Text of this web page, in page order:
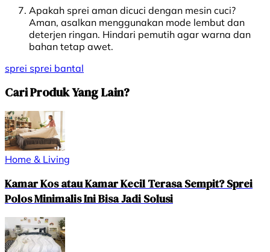
Apakah sprei aman dicuci dengan mesin cuci?
Aman, asalkan menggunakan mode lembut dan
deterjen ringan. Hindari pemutih agar warna dan
bahan tetap awet.
sprei sprei bantal
Cari Produk Yang Lain?
Home & Living
Kamar Kos atau Kamar Kecil Terasa Sempit? Sprei
Polos Minimalis Ini Bisa Jadi Solusi